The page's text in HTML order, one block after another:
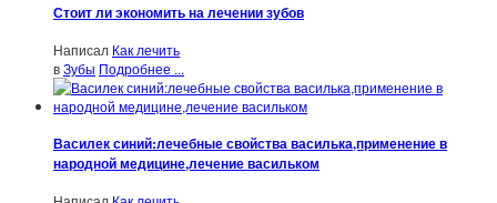
Стоит ли экономить на лечении зубов
Написал Как лечить
вЗубы Подробнее ...
Василек синий:лечебные свойства василька,применение в
народной медицине,лечение васильком